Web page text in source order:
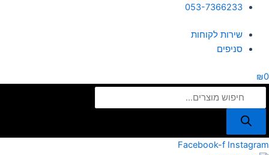
דילוג
053-7366233
שירות לקוחות
סניפים
₪0
Products
Facebook-f Instagram